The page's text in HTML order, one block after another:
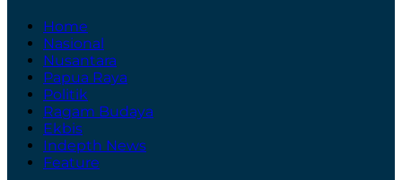
Home
Nasional
Nusantara
Papua Raya
Politik
Ragam Budaya
Ekbis
Indepth News
Feature